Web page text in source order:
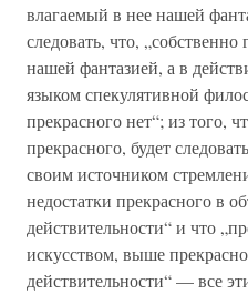
влагаемый в нее нашей
следовать, что, „собственно
нашей фантазией, а в
языком спекулятивной
прекрасного нет“; из того,
прекрасного, будет
своим источником
недостатки прекрасного в
действительности“ и что
искусством, выше
действительности“ — все